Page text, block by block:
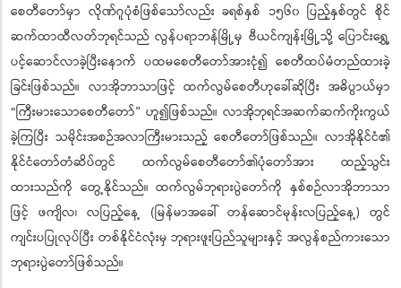
စေတီတော်မှာ လိုဏ်ဂူပုံစံဖြစ်သော်လည်း ခရစ်နှစ် ၁၅၆၀ ပြည့်နှစ်တွင် စိုင်
ဆက်ထာထီလတ်ဘုရင်သည် လွန်ပရာဘန်မြို့မှ ဗီယင်ကျန်းမြို့သို့ ပြောင်းရွှေ့
ပင့်ဆောင်လာခဲ့ပြီးနောက် ပထမစေတီတော်အားငုံ၍ စေတီထပ်မံတည်ထားခဲ့
ခြင်းဖြစ်သည်။ လာအိုဘာသာဖြင့် ထက်လွမ်စေတီဟုခေါ်ဆိုပြီး အဓိပ္ပာယ်မှာ
“ကြီးမားသောစေတီတော်” ဟူ၍ဖြစ်သည်။ လာအိုဘုရင်အဆက်ဆက်ကိုးကွယ်
ခဲ့ကြပြီး သမိုင်းအစဉ်အလာကြီးမားသည့် စေတီတော်ဖြစ်သည်။ လာအိုနိုင်ငံ၏
နိုင်ငံတော်တံဆိပ်တွင် ထက်လွမ်စေတီတော်၏ပုံတော်အား ထည့်သွင်း
ထားသည်ကို တွေ့နိုင်သည်။ ထက်လွမ်ဘုရားပွဲတော်ကို နှစ်စဉ်လာအိုဘာသာ
ဖြင့် ဖကျိလ၊ လပြည့်နေ့ (မြန်မာအခေါ် တန်ဆောင်မုန်းလပြည့်နေ့) တွင်
ကျင်းပပြုလုပ်ပြီး တစ်နိုင်ငံလုံးမှ ဘုရားဖူးပြည်သူများနှင့် အလွန်စည်ကားသော
ဘုရားပွဲတော်ဖြစ်သည်။